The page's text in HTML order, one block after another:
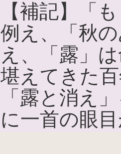
【補記】「
例え、「秋
え、「露」
堪えてきた
「露と消え
に一首の眼